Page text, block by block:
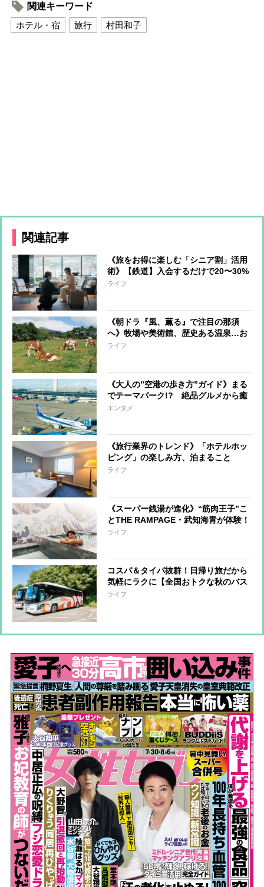
関連キーワード
ホテル・宿
旅行 村田和子
関連記事
《旅をお得に楽しむ「シニア割」活用
術》【鉄道】入会するだけで20〜30%
オフ、【飛行機】当日の空席利用で
ライフ
《朝ドラ『風、薫る』で注目の那須
へ》牧場や美術館、歴史ある温泉…お
すすめの「大人のお散歩」スポット
ライフ
《大人の”空港の歩き方”ガイド》まる
でテーマパーク!? 絶品グルメから癒
しの温泉、極上スイーツ、お土産、江
エンタメ
《旅行業界のトレンド》「ホテルホッ
ピング」の楽しみ方、泊まること
を“体験”として捉え、1泊目と2泊目で
ライフ
《スーパー銭湯が進化》“筋肉王子”こ
とTHE RAMPAGE・武知海青が体験！
「絶景＆美食」「都会のオアシス」な
ライフ
コスパ＆タイパ抜群！日帰り旅だから
気軽にラクに【全国おトクな秋のバス
ツアー】を一挙紹介！グルメ・紅葉・
ライフ